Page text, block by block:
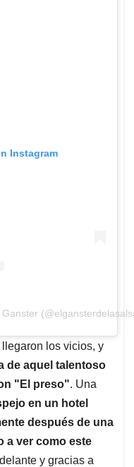
Instagram
los vicios, y
de aquel talentoso
"El preso". Una
en un hotel
después de una
a ver como este
y gracias a